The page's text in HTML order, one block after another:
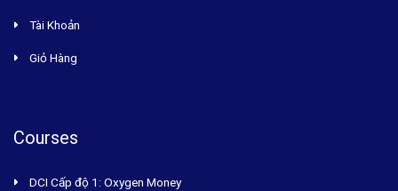
Tài Khoản
Giỏ Hàng
Courses
DCI Cấp độ 1: Oxygen Money